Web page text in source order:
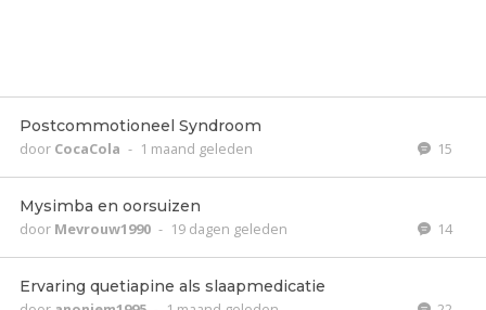
Postcommotioneel Syndroom
door CocaCola - 1 maand geleden 15
Mysimba en oorsuizen
door Mevrouw1990 - 19 dagen geleden 14
Ervaring quetiapine als slaapmedicatie